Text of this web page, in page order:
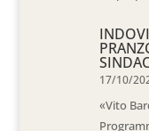
17/10/
«Vito